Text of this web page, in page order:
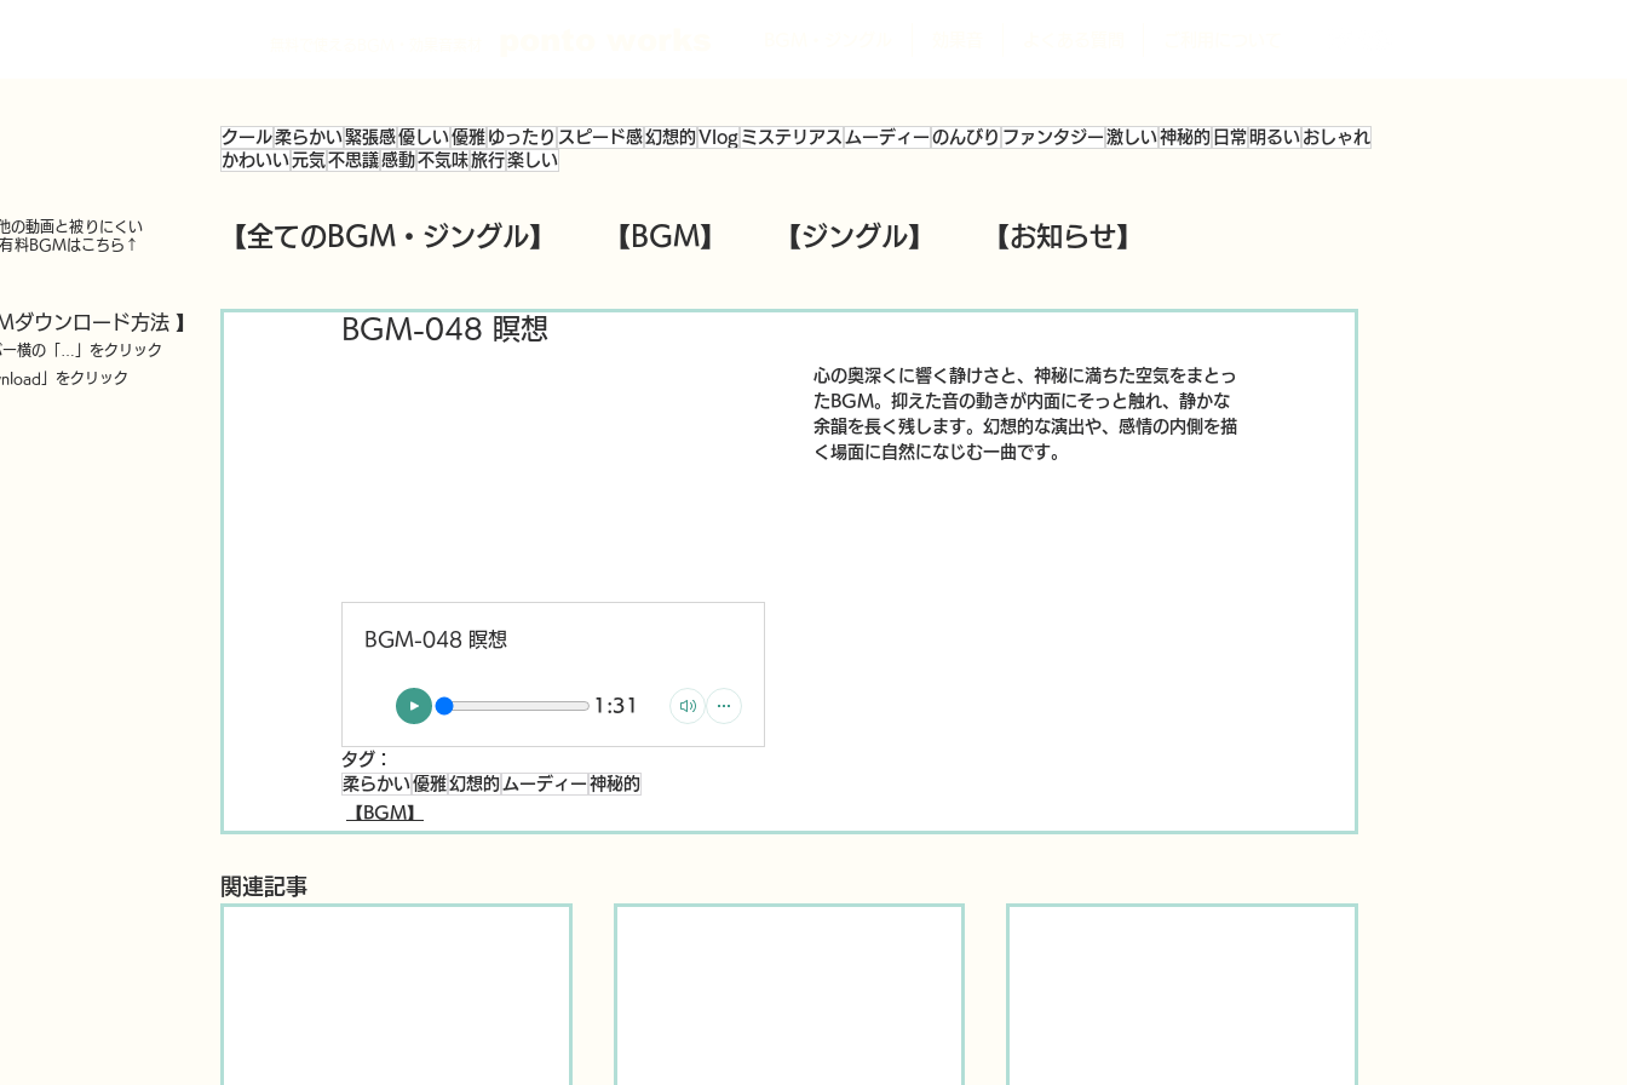
クール柔らかい緊張感優しい優雅 ゆったり スピード感幻想的 Vlog ミステリアス ムーディー のんびり ファンタジー 激しい神秘的 日常 明るい おしゃれ
かわいい元気不思議感動不気味旅行楽しい
ダウンロード方法 】
横の「…」をクリック
」をクリック
【全てのBGM・ジングル】 【BGM】 【ジングル】 【お知らせ】
BGM-048 瞑想
心の奥深くに響く静けさと、神秘に満ちた空気をまとっ
たBGM。 抑えた音の動きが内面にそっと触れ、静かな
余韻を長く残します。幻想的な演出や、感情の内側を描
く場面に自然になじむ一曲です。
BGM-048 瞑想
1:31
タグ：
柔らかい優雅幻想的 ムーディー 神秘的
【BGM】
関連記事
の動画と被りにくい
有料BGMはこちら↑